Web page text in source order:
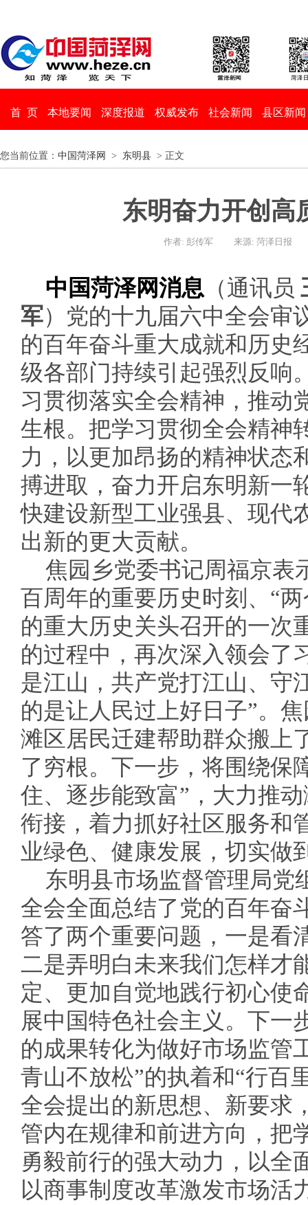
首 页 本地要闻 深度报道 权威发布 社会新闻 县区新闻
您当前位置： 中国菏泽网 > 东明县 > 正文
东明奋力开创高
作者: 彭传军 来源: 菏泽日报
中国菏泽网消息 （通讯员
军）党的十九届六中全会审
的百年奋斗重大成就和历史
级各部门持续引起强烈反响
习贯彻落实全会精神，推动
生根。把学习贯彻全会精神
力，以更加昂扬的精神状态
搏进取，奋力开启东明新一
快建设新型工业强县、现代
出新的更大贡献。
焦园乡党委书记周福京表
百周年的重要历史时刻、“
的重大历史关头召开的一次
的过程中，再次深入领会了
是江山，共产党打江山、守
的是让人民过上好日子”。
滩区居民迁建帮助群众搬上
了穷根。下一步，将围绕保
住、逐步能致富”，大力推
衔接，着力抓好社区服务和
业绿色、健康发展，切实做
东明县市场监督管理局党
全会全面总结了党的百年奋
答了两个重要问题，一是看
二是弄明白未来我们怎样才
定、更加自觉地践行初心使
展中国特色社会主义。下一
的成果转化为做好市场监管
青山不放松”的执着和“行百
全会提出的新思想、新要求
管内在规律和前进方向，把
勇毅前行的强大动力，以全
以商事制度改革激发市场活